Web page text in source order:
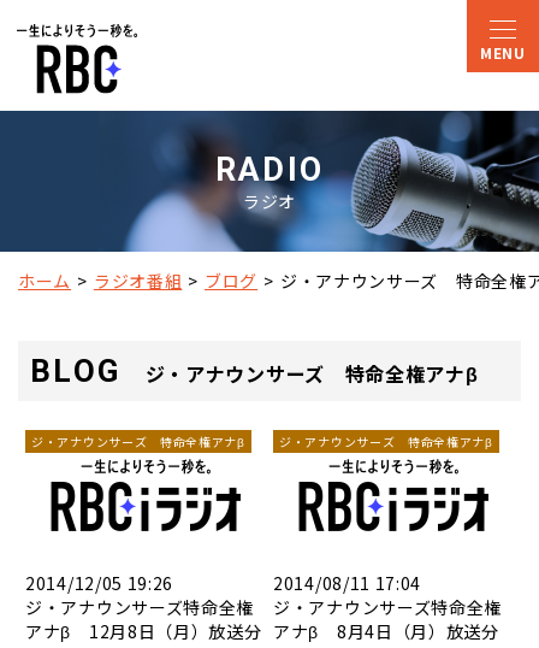
RADIO
ラジオ
ホーム ラジオ番組 ブログ ジ・アナウンサーズ　特命全権
BLOG ジ・アナウンサーズ 特命全権アナβ
ジ・アナウンサーズ 特命全権アナβ
2014/12/05 19:26
ジ・アナウンサーズ特命全権
アナβ 12月8日（月）放送分
ジ・アナウンサーズ 特命全権アナβ
2014/08/11 17:04
ジ・アナウンサーズ特命全権
アナβ 8月4日（月）放送分